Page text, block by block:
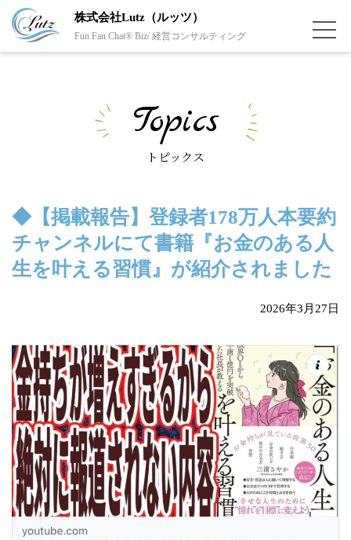
株式会社Lutz（ルッツ）
Fun Fan Chat® Biz/ 経営コンサルティング
Topics
トピックス
◆【掲載報告】登録者178万人本要約
チャンネルにて書籍『お金のある人
生を叶える習慣』が紹介されました
2026年3月27日